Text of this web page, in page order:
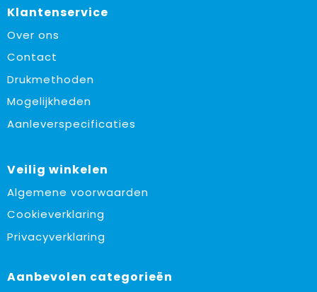
Klantenservice
Over ons
Contact
Drukmethoden
Mogelijkheden
Aanleverspecificaties
Veilig winkelen
Algemene voorwaarden
Cookieverklaring
Privacyverklaring
Aanbevolen categorieën